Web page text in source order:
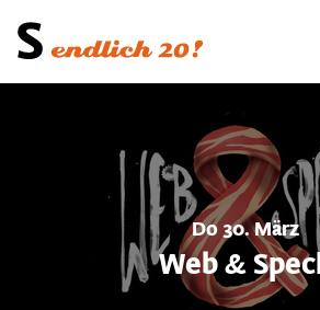
Presse
Do 30. März
Web &